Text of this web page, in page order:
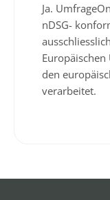
Ja.
nDSG-
den
verarbeitet.